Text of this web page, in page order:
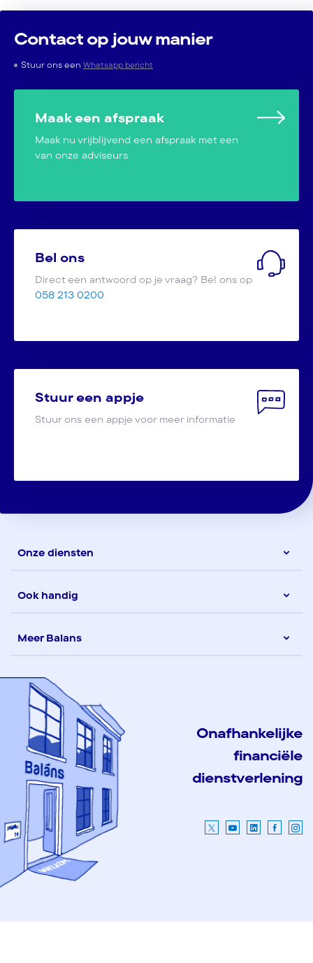
Contact op jouw manier
Stuur ons een Whatsapp bericht
Maak een afspraak
Maak nu vrijblijvend een afspraak met een
van onze adviseurs
Bel ons
Direct een antwoord op je vraag? Bel ons op
058 213 0200
Stuur een appje
Stuur ons een appje voor meer informatie
Onze diensten
Ook handig
Meer Balans
Onafhankelijke
financiële
dienstverlening